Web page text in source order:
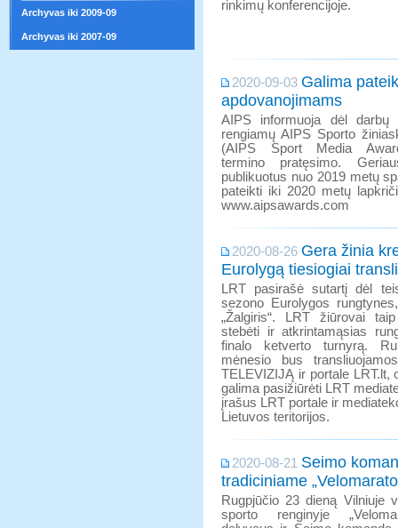
Archyvas iki 2009-09
Archyvas iki 2007-09
rinkimų konferencijoje.
2020-09-03 Galima
apdovanojimams
AIPS informuoja dėl darbų
rengiamų AIPS Sporto
(AIPS Sport Media
termino pratęsimo.
publikuotus nuo 2019 metų
pateikti iki 2020 metų
www.aipsawards.com
2020-08-26 Gera žinia
Eurolygą tiesiogiai
LRT pasirašė sutartį dėl
sezono Eurolygos
„Žalgiris“. LRT žiūrovai
stebėti ir atkrintamąsias
finalo ketverto turnyrą.
mėnesio bus
TELEVIZIJĄ ir portale LRT.lt,
galima pasižiūrėti LRT
įrašus LRT portale ir
Lietuvos teritorijos.
2020-08-21 Seimo
tradiciniame
Rugpjūčio 23 dieną Vilniuje
sporto renginyje